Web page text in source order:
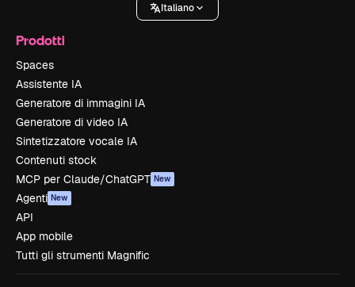
Italiano
Prodotti
Spaces
Assistente IA
Generatore di immagini IA
Generatore di video IA
Sintetizzatore vocale IA
Contenuti stock
MCP per Claude/ChatGPT New
Agenti New
API
App mobile
Tutti gli strumenti Magnific